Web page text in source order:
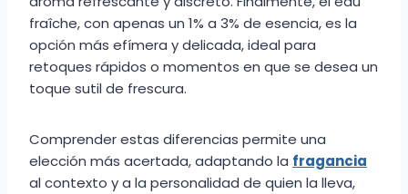
fraîche, con apenas un 1% a 3% de esencia, es la
opción más efímera y delicada, ideal para
retoques rápidos o momentos en que se desea un
toque sutil de frescura.
Comprender estas diferencias permite una
elección más acertada, adaptando la fragancia
al contexto y a la personalidad de quien la lleva,